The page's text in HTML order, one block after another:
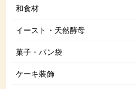
和食材
イースト・天然酵母
菓子・パン袋
ケーキ装飾